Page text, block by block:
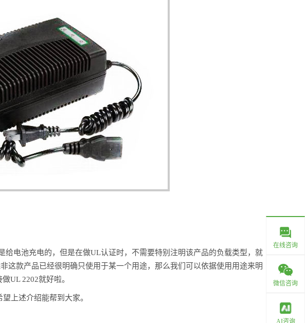
在线咨询
微信咨询
AI咨询
电池充电的，但是在做UL认证时，不需要特别注明该产品的负载类型，就
这款产品已经很明确只使用于某一个用途，那么我们可以依据使用用途来明
UL 2202就好啦。
上述介绍能帮到大家。